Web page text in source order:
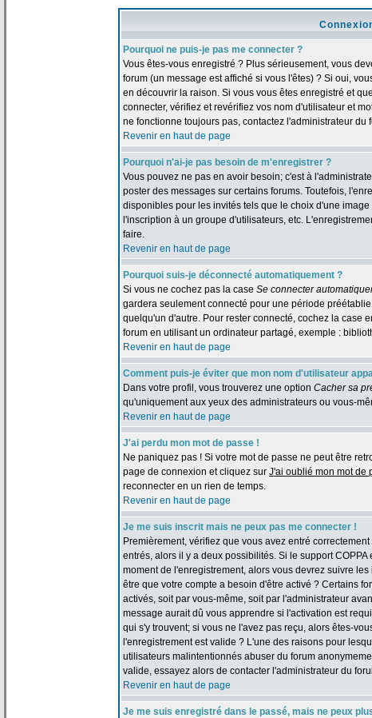
Pourquoi ne puis-je pas me connecter ?
Vous êtes-vous enregistré ? Plus sérieusement, vous
forum (un message est affiché si vous l'êtes) ? Si oui,
en découvrir la raison. Si vous vous êtes enregistré et
connecter, vérifiez et revérifiez vos nom d'utilisateur et
ne fonctionne toujours pas, contactez l'administrateur
Revenir en haut de page
Pourquoi n'ai-je pas besoin de m'enregistrer ?
Vous pouvez ne pas en avoir besoin; c'est à
poster des messages sur certains forums. Toutefois,
disponibles pour les invités tels que le choix d'une
l'inscription à un groupe d'utilisateurs, etc.
faire.
Revenir en haut de page
Pourquoi suis-je déconnecté automatiquement ?
Si vous ne cochez pas la case Se connecter
gardera seulement connecté pour une période
quelqu'un d'autre. Pour rester connecté, cochez la case
forum en utilisant un ordinateur partagé, exemple :
Revenir en haut de page
Comment puis-je éviter que mon nom d'utilisateur
Dans votre profil, vous trouverez une option Cacher sa
qu'uniquement aux yeux des administrateurs ou vous-
Revenir en haut de page
J'ai perdu mon mot de passe !
Ne paniquez pas ! Si votre mot de passe ne peut être
page de connexion et cliquez sur J'ai oublié mon mot de
reconnecter en un rien de temps.
Revenir en haut de page
Je me suis inscrit mais ne peux pas me connecter !
Premièrement, vérifiez que vous avez entré
entrés, alors il y a deux possibilités. Si le support
moment de l'enregistrement, alors vous devrez suivre
être que votre compte a besoin d'être activé ? Certains
activés, soit par vous-même, soit par l'administrateur
message aurait dû vous apprendre si l'activation est
qui s'y trouvent; si vous ne l'avez pas reçu, alors êtes-
l'enregistrement est valide ? L'une des raisons pour
utilisateurs malintentionnés abuser du forum
valide, essayez alors de contacter l'administrateur du
Revenir en haut de page
Je me suis enregistré dans le passé, mais ne peux